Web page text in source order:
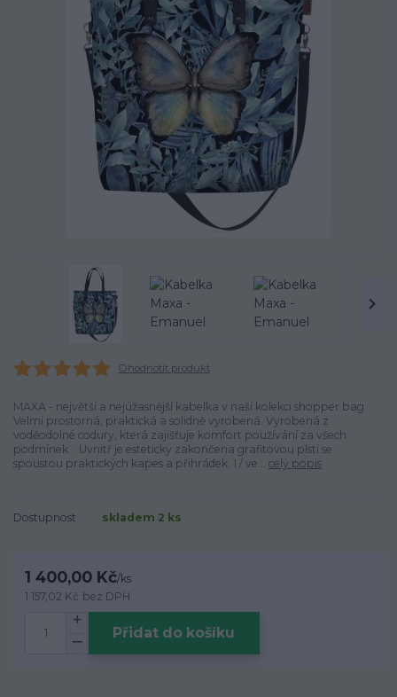
Ohodnotit produkt
MAXA - největší a nejúžasnější kabelka v naší kolekci shopper bag.
Velmi prostorná, praktická a solidně vyrobená. Vyrobená z
voděodolné codury, která zajišťuje komfort používání za všech
podmínek. Uvnitř je esteticky zakončena grafitovou plstí se
spoustou praktických kapes a přihrádek: 1 / ve... celý popis
Dostupnost skladem 2 ks
1 400,00 Kč/ks
1 157,02 Kč bez DPH
Přidat do košíku